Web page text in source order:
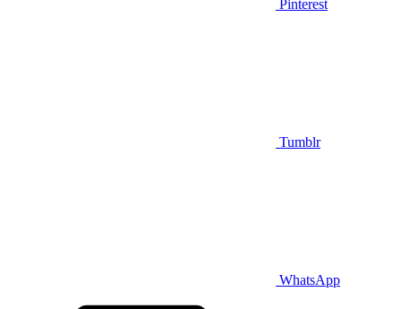
Pinterest
Tumblr
WhatsApp